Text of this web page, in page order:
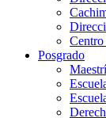
Centro
Posgrado